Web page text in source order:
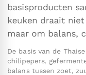
basisproducten
keuken draait
maar om balans,
De basis van de
chilipepers,
balans tussen zoet,